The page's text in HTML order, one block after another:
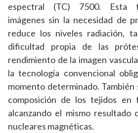
espectral (TC) 7500. Esta
imágenes sin la necesidad de
reduce los niveles radiación,
dificultad propia de las
rendimiento de la imagen
la tecnología convencional
momento determinado. También
composición de los tejidos en
alcanzando el mismo resultado
nucleares magnéticas.